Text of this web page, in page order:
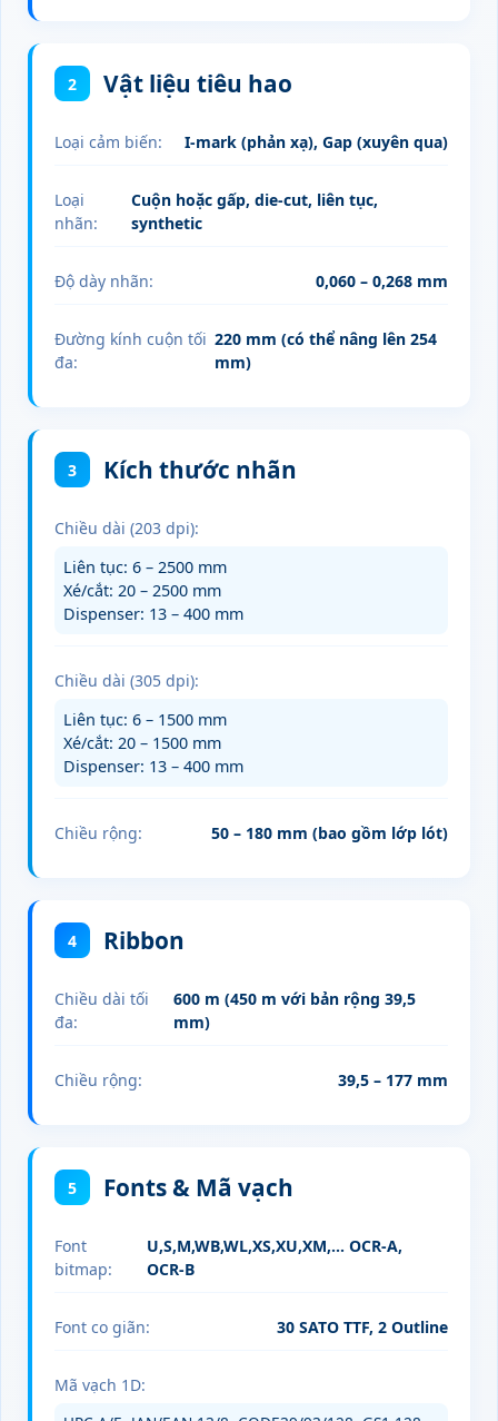
2 Vật liệu tiêu hao
Loại cảm biến: I‑mark (phản xạ), Gap (xuyên qua)
Loại
nhãn:
Cuộn hoặc gấp, die‑cut, liên tục,
synthetic
Độ dày nhãn: 0,060 – 0,268 mm
Đường kính cuộn tối
đa:
220 mm (có thể nâng lên 254
mm)
3 Kích thước nhãn
Chiều dài (203 dpi):
Liên tục: 6 – 2500 mm
Xé/cắt: 20 – 2500 mm
Dispenser: 13 – 400 mm
Chiều dài (305 dpi):
Liên tục: 6 – 1500 mm
Xé/cắt: 20 – 1500 mm
Dispenser: 13 – 400 mm
Chiều rộng: 50 – 180 mm (bao gồm lớp lót)
4 Ribbon
Chiều dài tối
đa:
600 m (450 m với bản rộng 39,5
mm)
Chiều rộng: 39,5 – 177 mm
5 Fonts & Mã vạch
Font
bitmap:
U,S,M,WB,WL,XS,XU,XM,... OCR‑A,
OCR‑B
Font co giãn: 30 SATO TTF, 2 Outline
Mã vạch 1D: